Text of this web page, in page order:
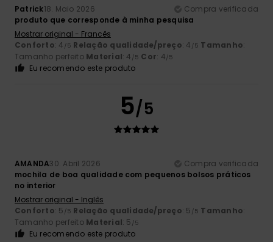
Patrick18. Maio 2026
Compra verificada
produto que corresponde à minha pesquisa
Mostrar original - Francês
Conforto: 4 /5 Relação qualidade/preço: 4 /5 Tamanho:
Tamanho perfeito Material: 4 /5 Cor: 4/5
Eu recomendo este produto
5/5
AMANDA30. Abril 2026
Compra verificada
mochila de boa qualidade com pequenos bolsos práticos
no interior
Mostrar original - Inglês
Conforto: 5 /5 Relação qualidade/preço: 5 /5 Tamanho:
Tamanho perfeito Material: 5 /5
Eu recomendo este produto